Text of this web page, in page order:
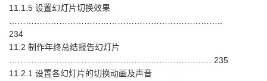
11.1.5 设置幻灯片切换效果
234
11.2 制作年终总结报告幻灯片
………………………………………………………………. 235
11.2.1 设置各幻灯片的切换动画及声音